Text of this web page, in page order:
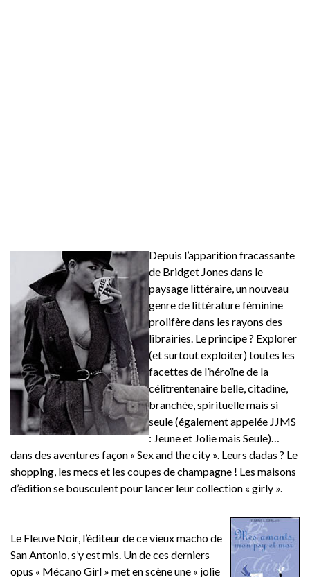
Depuis l’apparition fracassante
de Bridget Jones dans le
paysage littéraire, un nouveau
genre de littérature féminine
prolifère dans les rayons des
librairies. Le principe ? Explorer
(et surtout exploiter) toutes les
facettes de l’héroïne de la
célitrentenaire belle, citadine,
branchée, spirituelle mais si
seule (également appelée JJMS
: Jeune et Jolie mais Seule)…
dans des aventures façon « Sex and the city ». Leurs dadas ? Le
shopping, les mecs et les coupes de champagne ! Les maisons
d’édition se bousculent pour lancer leur collection « girly ».
Le Fleuve Noir, l’éditeur de ce vieux macho de
San Antonio, s’y est mis. Un de ces derniers
opus « Mécano Girl » met en scène une « jolie